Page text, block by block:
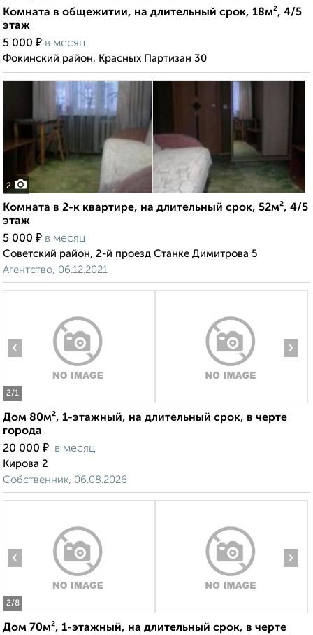
Комната в общежитии, на длительный срок, 18м², 4/5
этаж
5 000 ₽ в месяц
Фокинский район, Красных Партизан 30
2
Комната в 2-к квартире, на длительный срок, 52м², 4/5
этаж
5 000 ₽ в месяц
Советский район, 2-й проезд Станке Димитрова 5
Агентство, 06.12.2021
2/1
‹ ›
Дом 80м², 1-этажный, на длительный срок, в черте
города
20 000 ₽ в месяц
Кирова 2
Собственник, 06.08.2026
2/8
‹ ›
Дом 70м², 1-этажный, на длительный срок, в черте